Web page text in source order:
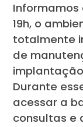
Informamos
19h, o
totalmente
de
Durante
acessar a
consultas e